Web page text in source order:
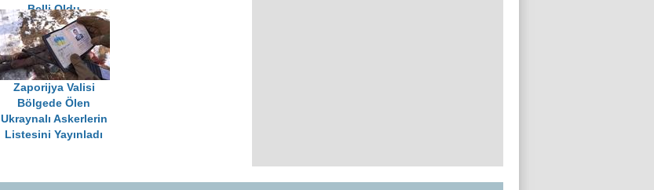
Belli Oldu
Zaporijya Valisi
Bölgede Ölen
Ukraynalı Askerlerin
Listesini Yayınladı